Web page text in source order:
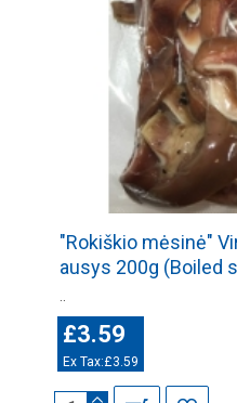
"Rokiškio mėsinė"
ausys 200g (Boiled
£3.59
Ex Tax:£3.59